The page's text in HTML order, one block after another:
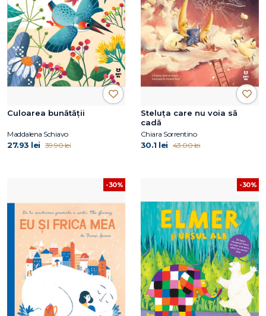
Culoarea bunătății
Maddalena Schiavo
27.93 lei 39.90 lei
Steluța care nu voia să
cadă
Chiara Sorrentino
30.1 lei 43.00 lei
-30% -30%